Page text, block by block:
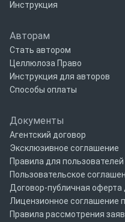
Инструкция
Авторам
Стать автором
Целлюлоза Право
Инструкция для авторов
Способы оплаты
Документы
Агентский договор
Эксклюзивное соглашение
Правила для пользователей
Пользовательское
Договор-публичная оферта
Лицензионное соглашение
Правила рассмотрения